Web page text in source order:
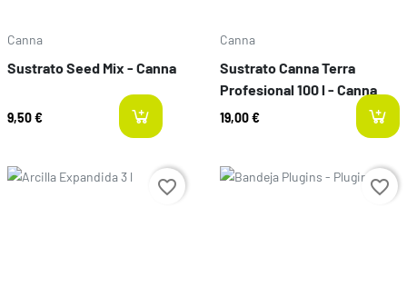
Canna
Sustrato Seed Mix - Canna
9,50 € last-items
Canna
Sustrato Canna Terra
Profesional 100 l - Canna
19,00 €
Preço favorite_border Preço favorite_border